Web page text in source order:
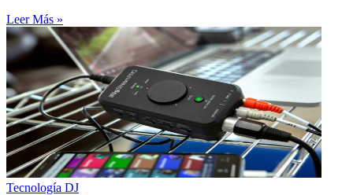
Leer Más »
Tecnología DJ